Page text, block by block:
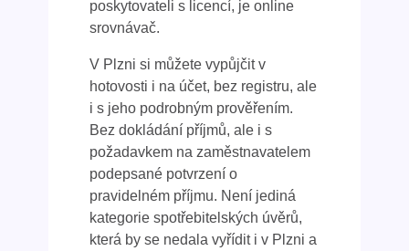
poskytovateli s licencí, je online
srovnávač.
V Plzni si můžete vypůjčit v
hotovosti i na účet, bez registru, ale
i s jeho podrobným prověřením.
Bez dokládání příjmů, ale i s
požadavkem na zaměstnavatelem
podepsané potvrzení o
pravidelném příjmu. Není jediná
kategorie spotřebitelských úvěrů,
která by se nedala vyřídit i v Plzni a